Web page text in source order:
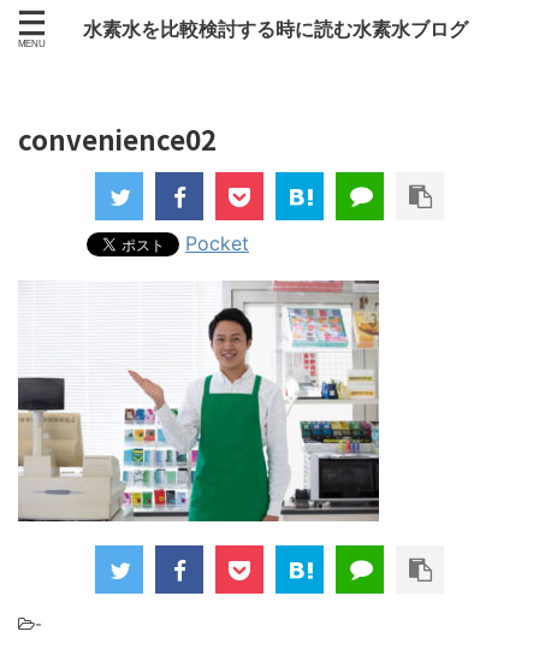
水素水を比較検討する時に読む水素水ブログ
convenience02
Pocket
-